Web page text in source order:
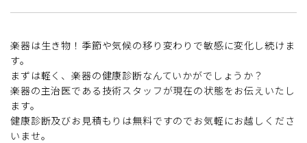
楽器は生き物！季節や気候の移り変わりで敏感に変化し続けま
す。
まずは軽く、楽器の健康診断なんていかがでしょうか？
楽器の主治医である技術スタッフが現在の状態をお伝えいたし
ます。
健康診断及びお見積もりは無料ですのでお気軽にお越しくださ
いませ。